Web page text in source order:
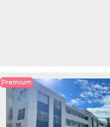
Premium